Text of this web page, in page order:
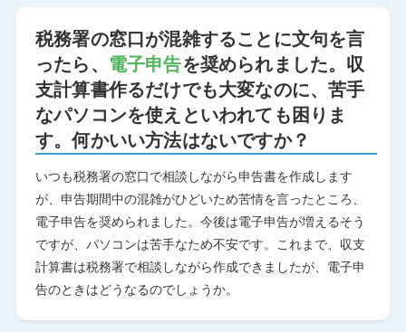
税務署の窓口が混雑することに文句を言
ったら、
電子申告を奨められました。収
支計算書作るだけでも大変なのに、苦手
なパソコンを使えといわれても困りま
す。何かいい方法はないですか？
いつも税務署の窓口で相談しながら申告書を作成します
が、申告期間中の混雑がひどいため苦情を言ったところ、
電子申告を奨められました。今後は電子申告が増えるそう
ですが、パソコンは苦手なため不安です。これまで、収支
計算書は税務署で相談しながら作成できましたが、電子申
告のときはどうなるのでしょうか。